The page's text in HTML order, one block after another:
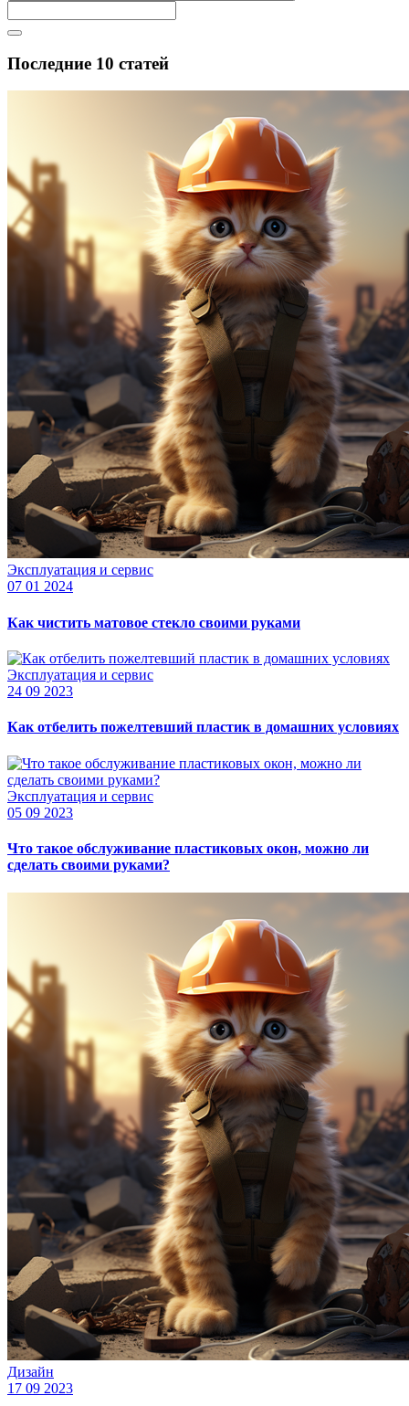
Последние 10 статей
Эксплуатация и сервис
07 01 2024
Как чистить матовое стекло своими руками
Эксплуатация и сервис
24 09 2023
Как отбелить пожелтевший пластик в домашних условиях
Эксплуатация и сервис
05 09 2023
Что такое обслуживание пластиковых окон, можно ли
сделать своими руками?
Дизайн
17 09 2023